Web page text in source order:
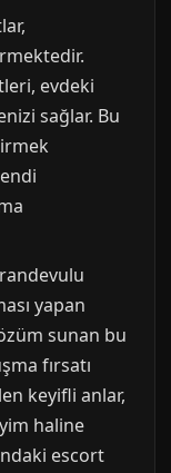
evdeki
sağlar. Bu
yapan
sunan bu
fırsatı
keyifli anlar,
haline
escort